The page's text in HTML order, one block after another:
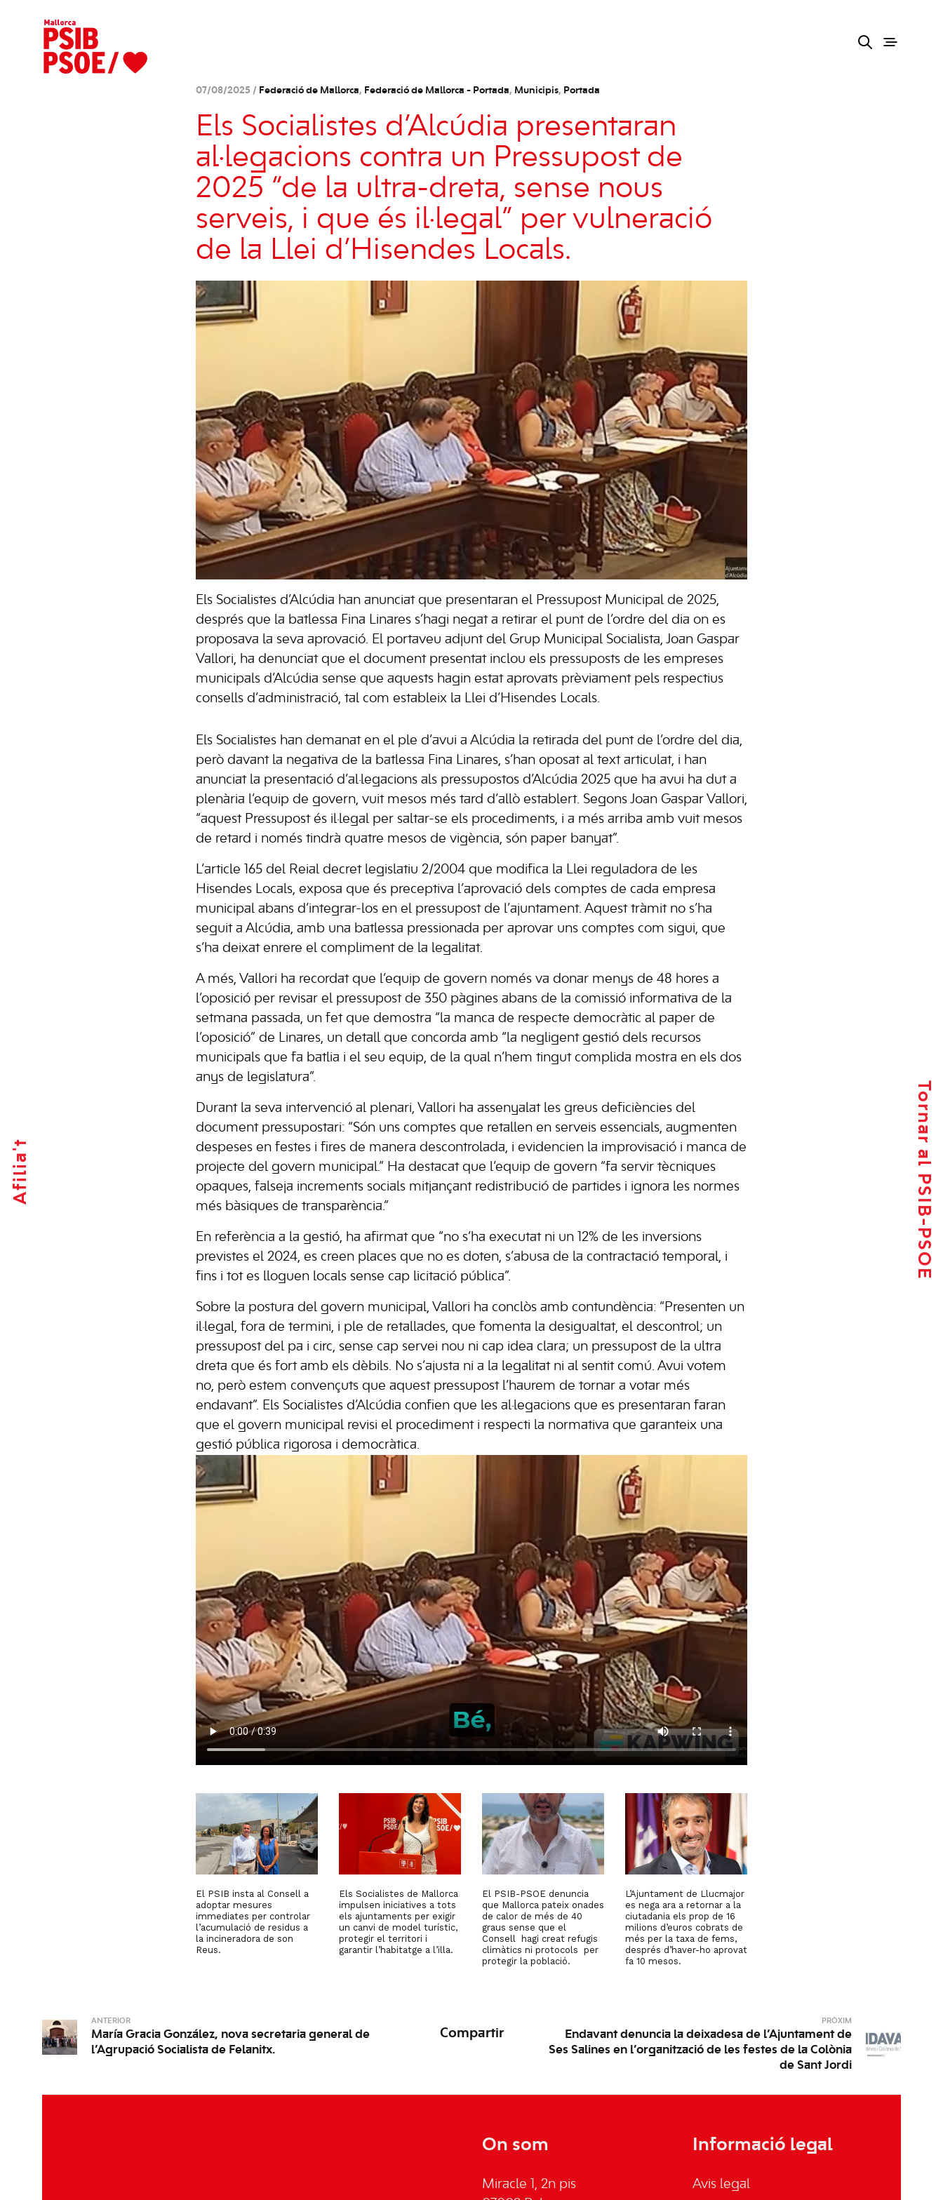
Afilia't Tornar al PSIB-PSOE
07/08/2025 / Federació de Mallorca, Federació de Mallorca - Portada, Municipis, Portada
Els Socialistes d’Alcúdia presentaran
al·legacions contra un Pressupost de
2025 “de la ultra-dreta, sense nous
serveis, i que és il·legal” per vulneració
de la Llei d’Hisendes Locals.
Els Socialistes d’Alcúdia han anunciat que presentaran el Pressupost Municipal de 2025,
després que la batlessa Fina Linares s’hagi negat a retirar el punt de l’ordre del dia on es
proposava la seva aprovació. El portaveu adjunt del Grup Municipal Socialista, Joan Gaspar
Vallori, ha denunciat que el document presentat inclou els pressuposts de les empreses
municipals d’Alcúdia sense que aquests hagin estat aprovats prèviament pels respectius
consells d’administració, tal com estableix la Llei d’Hisendes Locals.
Els Socialistes han demanat en el ple d’avui a Alcúdia la retirada del punt de l’ordre del dia,
però davant la negativa de la batlessa Fina Linares, s’han oposat al text articulat, i han
anunciat la presentació d’al·legacions als pressupostos d’Alcúdia 2025 que ha avui ha dut a
plenària l’equip de govern, vuit mesos més tard d’allò establert. Segons Joan Gaspar Vallori,
“aquest Pressupost és il·legal per saltar-se els procediments, i a més arriba amb vuit mesos
de retard i només tindrà quatre mesos de vigència, són paper banyat”.
L’article 165 del Reial decret legislatiu 2/2004 que modifica la Llei reguladora de les
Hisendes Locals, exposa que és preceptiva l’aprovació dels comptes de cada empresa
municipal abans d’integrar-los en el pressupost de l’ajuntament. Aquest tràmit no s’ha
seguit a Alcúdia, amb una batlessa pressionada per aprovar uns comptes com sigui, que
s’ha deixat enrere el compliment de la legalitat.
A més, Vallori ha recordat que l’equip de govern només va donar menys de 48 hores a
l’oposició per revisar el pressupost de 350 pàgines abans de la comissió informativa de la
setmana passada, un fet que demostra “la manca de respecte democràtic al paper de
l’oposició” de Linares, un detall que concorda amb “la negligent gestió dels recursos
municipals que fa batlia i el seu equip, de la qual n’hem tingut complida mostra en els dos
anys de legislatura”.
Durant la seva intervenció al plenari, Vallori ha assenyalat les greus deficiències del
document pressupostari: “Són uns comptes que retallen en serveis essencials, augmenten
despeses en festes i fires de manera descontrolada, i evidencien la improvisació i manca de
projecte del govern municipal.” Ha destacat que l’equip de govern “fa servir tècniques
opaques, falseja increments socials mitjançant redistribució de partides i ignora les normes
més bàsiques de transparència.”
En referència a la gestió, ha afirmat que “no s’ha executat ni un 12% de les inversions
previstes el 2024, es creen places que no es doten, s’abusa de la contractació temporal, i
fins i tot es lloguen locals sense cap licitació pública”.
Sobre la postura del govern municipal, Vallori ha conclòs amb contundència: “Presenten un
il·legal, fora de termini, i ple de retallades, que fomenta la desigualtat, el descontrol; un
pressupost del pa i circ, sense cap servei nou ni cap idea clara; un pressupost de la ultra
dreta que és fort amb els dèbils. No s’ajusta ni a la legalitat ni al sentit comú. Avui votem
no, però estem convençuts que aquest pressupost l’haurem de tornar a votar més
endavant”. Els Socialistes d’Alcúdia confien que les al·legacions que es presentaran faran
que el govern municipal revisi el procediment i respecti la normativa que garanteix una
gestió pública rigorosa i democràtica.
El PSIB insta al Consell a
adoptar mesures
immediates per controlar
l’acumulació de residus a
la incineradora de son
Reus.
Els Socialistes de Mallorca
impulsen iniciatives a tots
els ajuntaments per exigir
un canvi de model turístic,
protegir el territori i
garantir l’habitatge a l’illa.
El PSIB-PSOE denuncia
que Mallorca pateix onades
de calor de més de 40
graus sense que el
Consell hagi creat refugis
climàtics ni protocols per
protegir la població.
L’Ajuntament de Llucmajor
es nega ara a retornar a la
ciutadania els prop de 16
milions d’euros cobrats de
més per la taxa de fems,
després d’haver-ho aprovat
fa 10 mesos.
ANTERIOR
María Gracia González, nova secretaria general de
l’Agrupació Socialista de Felanitx.
Compartir
PRÒXIM
Endavant denuncia la deixadesa de l’Ajuntament de
Ses Salines en l’organització de les festes de la Colònia
de Sant Jordi
On som
Miracle 1, 2n pis
Informació legal
Avis legal